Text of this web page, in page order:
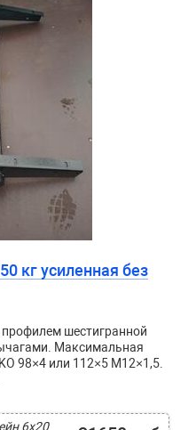
кг усиленная без
профилем шестигранной
Максимальная
98×4 или 112×5 М12×1,5.
6х20